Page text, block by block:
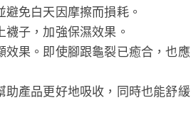
免白天因摩擦而損耗。
子，加強保濕效果。
果。即使腳跟龜裂已癒合，也應
產品更好地吸收，同時也能舒緩